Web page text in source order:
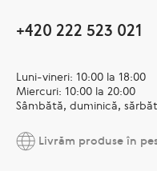
+420 222 523 021
Luni-vineri: 10:00 la 18:00
Miercuri: 10:00 la 20:00
Sâmbătă, duminică,
Livrăm produse în